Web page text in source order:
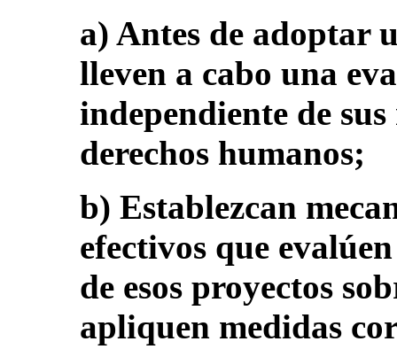
a) Antes de adoptar
lleven a cabo una
independiente de
derechos humanos;
b) Establezcan
efectivos que
de esos proyectos
apliquen medidas